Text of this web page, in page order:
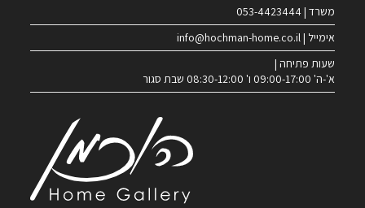
משרד | 053-4423444
אימייל | info@hochman-home.co.il
שעות פתיחה |
א'-ה' 09:00-17:00 ו' 08:30-12:00 שבת סגור